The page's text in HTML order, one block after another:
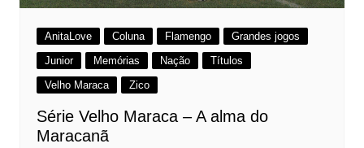
AnitaLove Coluna Flamengo
Grandes jogos
Junior
Memórias Nação
Títulos
Velho Maraca
Zico
Série Velho Maraca – A alma do
Maracanã